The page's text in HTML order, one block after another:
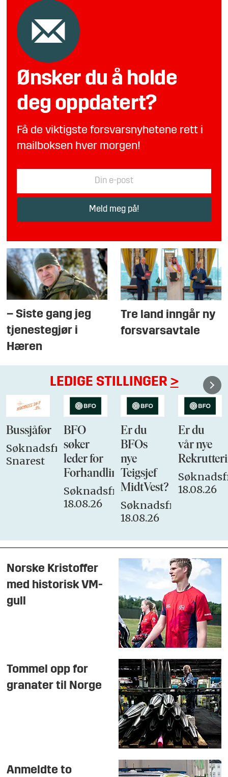
Ønsker du å holde
deg oppdatert?
Få de viktigste forsvarsnyhetene rett i
mailboksen hver morgen!
– Siste gang jeg
tjenestegjør i
Hæren
Tre land inngår ny
forsvarsavtale
LEDIGE STILLINGER >
Bussjåfør
Søknadsfrist:
Snarest
BFO
søker
leder for
Forhandlingsutvalget
Søknadsfrist:
18.08.26
Er du
BFOs
nye
Teigsjef
MidtVest?
Søknadsfrist:
18.08.26
Er du
vår nye
18.08.26
Norske Kristoffer
med historisk VM-
gull
Tommel opp for
granater til Norge
Anmeldte to